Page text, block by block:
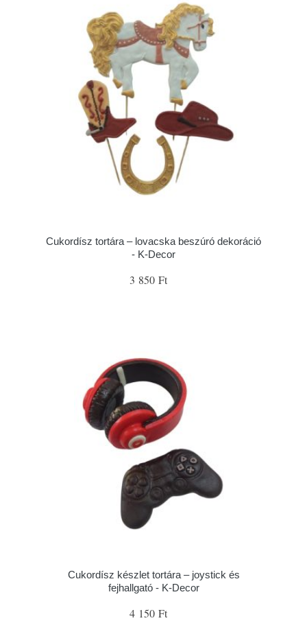
Cukordísz tortára – lovacska beszúró dekoráció
- K-Decor
3 850 Ft
Cukordísz készlet tortára – joystick és
fejhallgató - K-Decor
4 150 Ft